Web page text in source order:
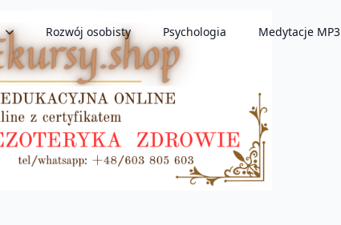
Rozwój osobisty Psychologia Medytacje MP3